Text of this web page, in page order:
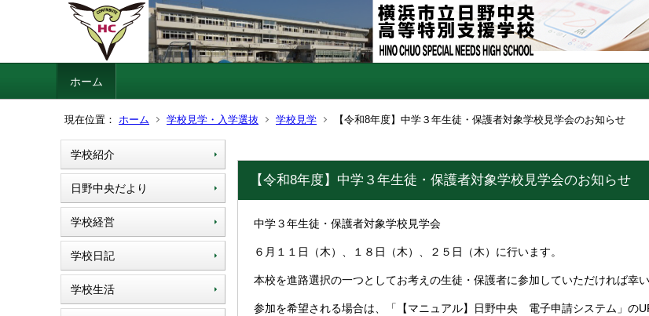
ホーム
現在位置： ホーム 学校見学・入学選抜 学校見学 【令和8年度】中学３年生徒・保護者対象学校見学会のお知らせ
学校紹介
日野中央だより
学校経営
学校日記
学校生活
【令和8年度】中学３年生徒・保護者対象学校見学会のお知らせ
中学３年生徒・保護者対象学校見学会
６月１１日（木）、１８日（木）、２５日（木）​に行います。
本校を進路選択の一つとしてお考えの生徒・保護者に参加していただければ幸い
参加を希望される場合は、「【マニュアル】日野中央 電子申請システム」の